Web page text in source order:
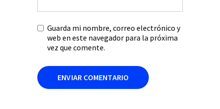
Guarda mi nombre, correo electrónico y
web en este navegador para la próxima
vez que comente.